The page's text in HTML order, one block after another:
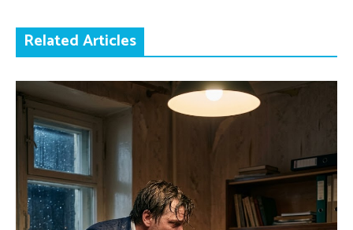
Related Articles